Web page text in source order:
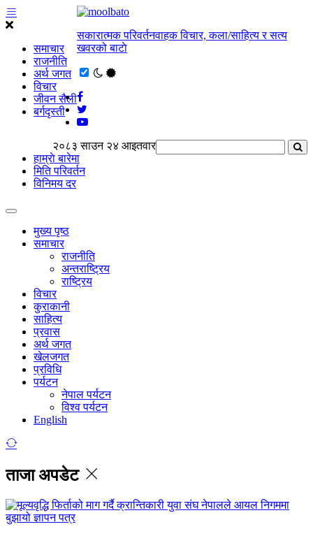
समाचार
राजनीति
अर्थ जगत
विचार
जीवन सैली
बर्गदृस्ती
सकारात्मक परिवर्तनवाहक विचार, कला/साहित्य र सत्य
खवरको बाटाे
२०८३ साउन २४ आइतवार
हाम्राे बारेमा
मिति परिवर्तन
विनिमय दर
मुख्य पृष्ठ
समाचार
राजनीति
अन्तराष्ट्रिय
राष्ट्रिय
विचार
कुराकानी
साहित्य
प्रवास
अर्थ जगत
खेलजगत
प्रविधि
पर्यटन
नेपाल पर्यटन
विश्व पर्यटन
English
ताजा अपडेट